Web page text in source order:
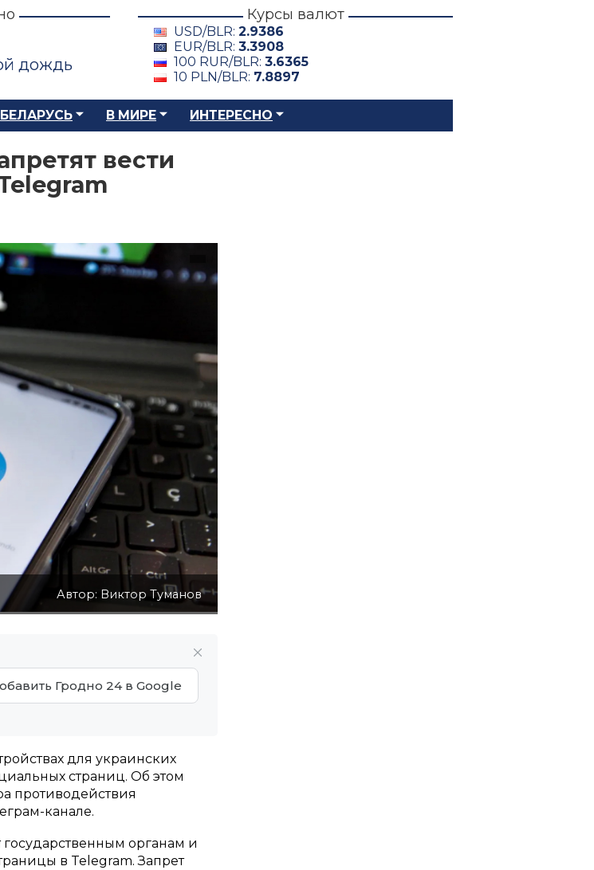
дождь
Курсы валют
USD/BLR: 2.9386
EUR/BLR: 3.3908
100 RUR/BLR: 3.6365
10 PLN/BLR: 7.8897
БЕЛАРУСЬ В МИРЕ ИНТЕРЕСНО
вести
Автор: Виктор Туманов
Гродно 24 в Google
для украинских
страниц. Об этом
противодействия
канале.
органам и
в Telegram. Запрет